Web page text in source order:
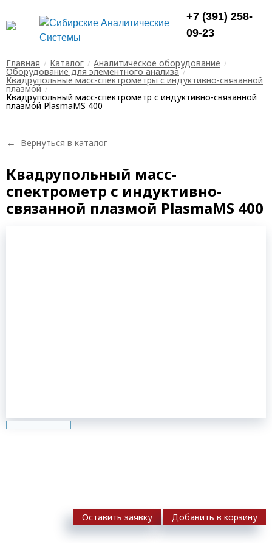
+7 (391) 258-
09-23
Главная Каталог Аналитическое оборудование
Оборудование для элементного анализа
Квадрупольные масс-спектрометры с индуктивно-связанной
плазмой
Квадрупольный масс-спектрометр с индуктивно-связанной
плазмой PlasmaMS 400
← Вернуться в каталог
Квадрупольный масс-
спектрометр с индуктивно-
связанной плазмой PlasmaMS 400
Оставить заявку Добавить в корзину